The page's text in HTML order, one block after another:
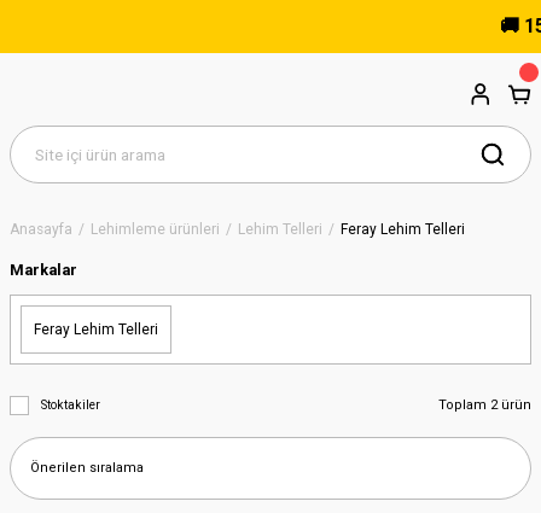
🚚
Anasayfa Lehimleme ürünleri Lehim Telleri Feray Lehim Telleri
Markalar
Feray Lehim Telleri
Stoktakiler Toplam 2 ürün